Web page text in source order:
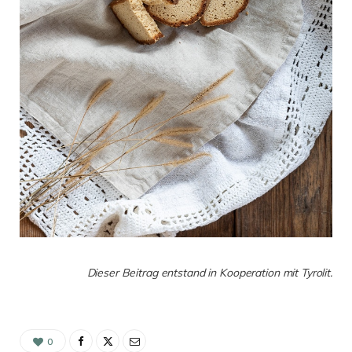
Dieser Beitrag entstand in Kooperation mit Tyrolit.
0